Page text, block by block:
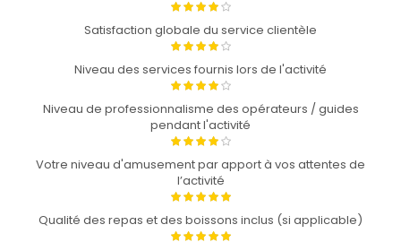
Satisfaction globale du service clientèle
Niveau des services fournis lors de l'activité
Niveau de professionnalisme des opérateurs / guides
pendant l'activité
Votre niveau d'amusement par apport à vos attentes de
l’activité
Qualité des repas et des boissons inclus (si applicable)